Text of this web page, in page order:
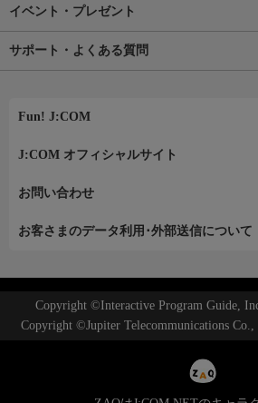
イベント・プレゼント
サポート・よくある質問
Fun! J:COM
J:COM オフィシャルサイト
お問い合わせ
お客さまのデータ利用･外部送信について
Copyright ©Interactive Program Guide,
Copyright ©Jupiter Telecommunications